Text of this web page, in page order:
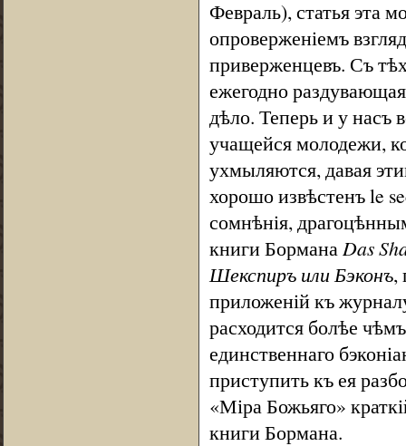
Февраль), статья эта
опроверженіемъ
приверженцевъ. Съ
ежегодно
дѣло. Теперь и у насъ
учащейся молодежи,
ухмыляются, давая
хорошо извѣстенъ le
сомнѣнія,
книги БорманаDas
Шекспиръ или Бэконъ,
приложеній къ
расходится болѣе
единственнаго
приступить къ ея
«Міра Божьяго»
книги Бормана.